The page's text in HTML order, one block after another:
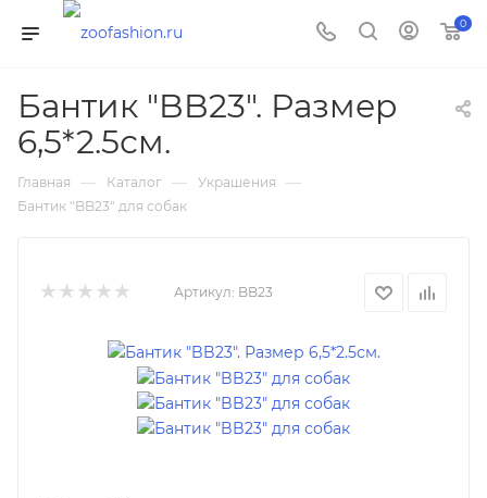
0
Бантик "BB23". Размер
6,5*2.5см.
Главная — Каталог — Украшения —
Бантик "BB23" для собак
Артикул: BB23